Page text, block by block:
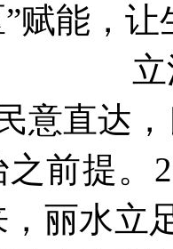
赋能，
民意直达
之前提。
丽水立